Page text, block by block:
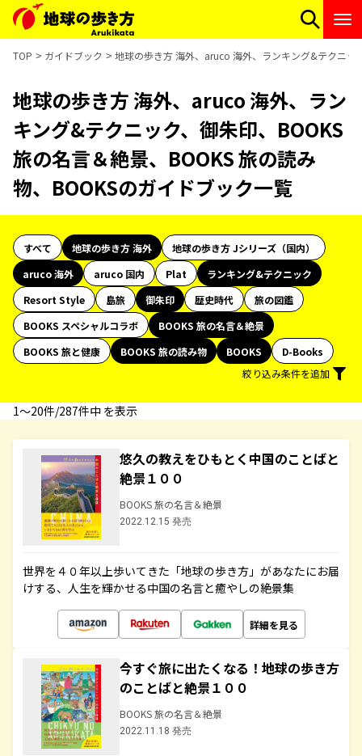
TOP ガイドブック 地球の歩き方 海外、aruco 海外、ランキング&テクニッ
地球の歩き方 海外、aruco 海外、ラン
キング&テクニック、御朱印、BOOKS
旅の名言＆絶景、BOOKS 旅の読み
物、BOOKSのガイドブック一覧
すべて 地球の歩き方 海外
地球の歩き方 Jシリーズ（国内）
aruco 海外
aruco 国内 Plat
ランキング&テクニック
Resort Style
島旅 御朱印 歴史時代
旅の図鑑
BOOKS スペシャルコラボ
BOOKS 旅の名言＆絶景
BOOKS 旅と健康
BOOKS 旅の読み物 BOOKS
D-Books
絞り込み条件を追加
1〜20件/287件中 を表示
悠久の教えをひもとく中国のことばと
絶景１００
BOOKS 旅の名言＆絶景
2022.12.15 発売
世界を４０年以上歩いてきた「地球の歩き方」があなたにお届
けする、人生を輝かせる中国の名言と癒やしの絶景集
詳細を見る
今すぐ旅に出たくなる！地球の歩き方
のことばと絶景１００
BOOKS 旅の名言＆絶景
2022.11.18 発売